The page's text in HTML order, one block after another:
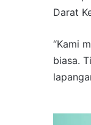
Darat
“Kami
biasa.